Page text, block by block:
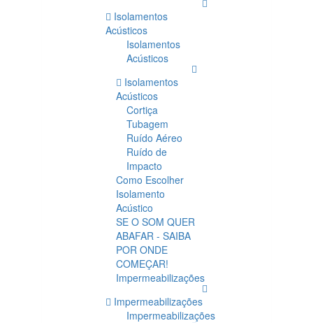
Isolamentos
Acústicos
Isolamentos
Acústicos
Isolamentos
Acústicos
Cortiça
Tubagem
Ruído Aéreo
Ruído de
Impacto
Como Escolher
Isolamento
Acústico
SE O SOM QUER
ABAFAR - SAIBA
POR ONDE
COMEÇAR!
Impermeabilizações
Impermeabilizações
Impermeabilizações